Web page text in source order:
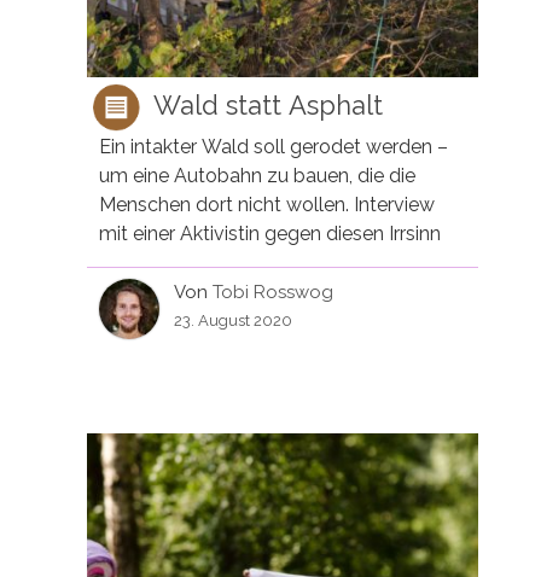
Wald statt Asphalt
Ein intakter Wald soll gerodet werden –
um eine Autobahn zu bauen, die die
Menschen dort nicht wollen. Interview
mit einer Aktivistin gegen diesen Irrsinn
VonTobi Rosswog
23. August 2020